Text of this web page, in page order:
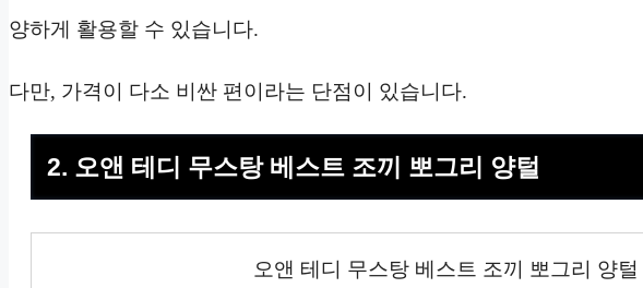
양하게 활용할 수 있습니다.
다만, 가격이 다소 비싼 편이라는 단점이 있습니다.
2. 오앤 테디 무스탕 베스트 조끼 뽀그리 양털
오앤 테디 무스탕 베스트 조끼 뽀그리 양털